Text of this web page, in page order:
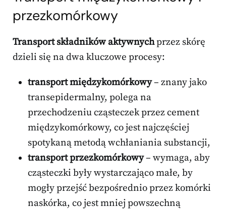
przezkomórkowy
Transport składników aktywnychprzez skórę
dzieli się na dwa kluczowe procesy:
transport międzykomórkowy– znany jako
transepidermalny, polega na
przechodzeniu cząsteczek przez cement
międzykomórkowy, co jest najczęściej
spotykaną metodą wchłaniania substancji,
transport przezkomórkowy– wymaga, aby
cząsteczki były wystarczająco małe, by
mogły przejść bezpośrednio przez komórki
naskórka, co jest mniej powszechną